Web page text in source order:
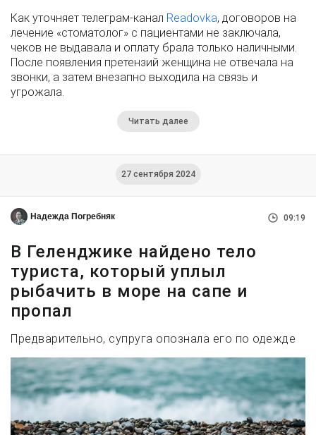
Как уточняет телеграм-канал Readovka, договоров на
лечение «стоматолог» с пациентами не заключала,
чеков не выдавала и оплату брала только наличными.
После появления претензий женщина не отвечала на
звонки, а затем внезапно выходила на связь и
угрожала.
Читать далее
27 сентября 2024
Надежда Погребняк 09:19
В Геленджике найдено тело
туриста, который уплыл
рыбачить в море на сапе и
пропал
Предварительно, супруга опознала его по одежде